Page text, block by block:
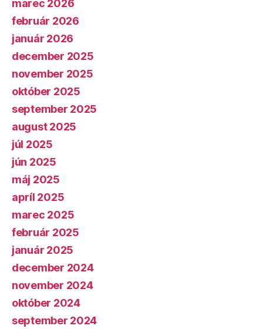
marec 2026
február 2026
január 2026
december 2025
november 2025
október 2025
september 2025
august 2025
júl 2025
jún 2025
máj 2025
apríl 2025
marec 2025
február 2025
január 2025
december 2024
november 2024
október 2024
september 2024